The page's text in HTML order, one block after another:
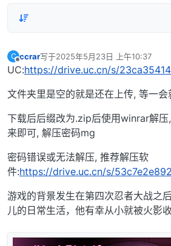
C
离线
ccrar写于2025年5月23日 上午10:37
最后由 编辑
UC:https://drive.uc.cn/s/
文件夹里是空的就是还在上传, 等一会
下载后后缀改为.zip后使用winrar解压
来即可, 解压密码mg
密码错误或无法解压, 推荐解压软
件:https://drive.uc.cn/s/
游戏的背景发生在第四次忍者大战之
儿的日常生活，他有幸从小就被火影收